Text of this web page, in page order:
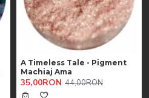
A Timeless Tale - Pigment
Machiaj Ama
35,00RON 44,00RON